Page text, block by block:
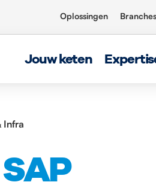
Oplossingen Branches
Jouw keten
Infra